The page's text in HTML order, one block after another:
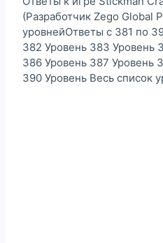
(Разработчик Zego Global
уровнейОтветы с 381 по
382 Уровень 383 Уровень
386 Уровень 387 Уровень
390 Уровень Весь список